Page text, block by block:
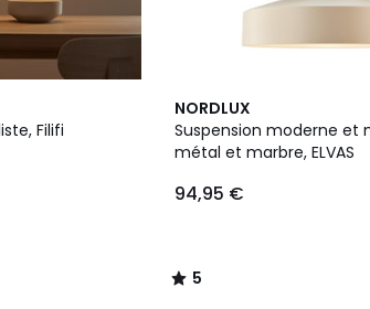
Filifi
NORDLUX
Suspension moderne et
métal et marbre, ELVAS
94,95 €
5
/
5
2
Couleurs
5
/